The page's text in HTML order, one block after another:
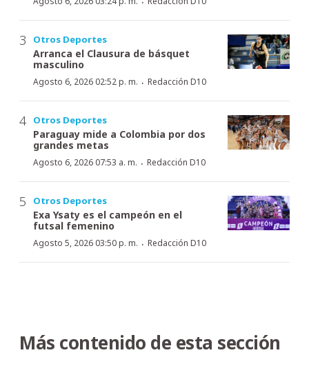
Otros Deportes
Arranca el Clausura de básquet
masculino
Agosto 6, 2026 02:52 p. m. · Redacción D10
Otros Deportes
Paraguay mide a Colombia por dos
grandes metas
Agosto 6, 2026 07:53 a. m. · Redacción D10
Otros Deportes
Exa Ysaty es el campeón en el
futsal femenino
Agosto 5, 2026 03:50 p. m. · Redacción D10
Más contenido de esta sección